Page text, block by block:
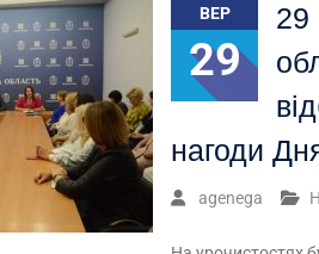
ВЕР
29
29
нагоди
agenega